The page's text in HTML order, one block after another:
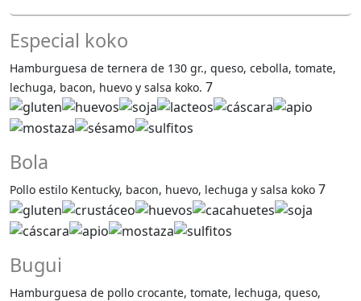
Especial koko
Hamburguesa de ternera de 130 gr., queso, cebolla, tomate,
lechuga, bacon, huevo y salsa koko. 7
Bola
Pollo estilo Kentucky, bacon, huevo, lechuga y salsa koko 7
Bugui
Hamburguesa de pollo crocante, tomate, lechuga, queso,